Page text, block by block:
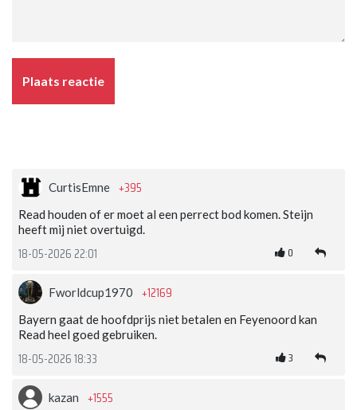
Plaats reactie
CurtisEmne +395
Read houden of er moet al een perrect bod komen. Steijn
heeft mij niet overtuigd.
18-05-2026 22:01 0
Fworldcup1970 +12169
Bayern gaat de hoofdprijs niet betalen en Feyenoord kan
Read heel goed gebruiken.
18-05-2026 18:33 3
kazan +1555